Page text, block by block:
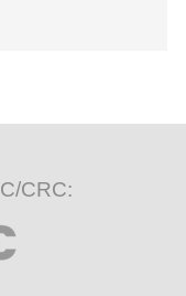
CRC: